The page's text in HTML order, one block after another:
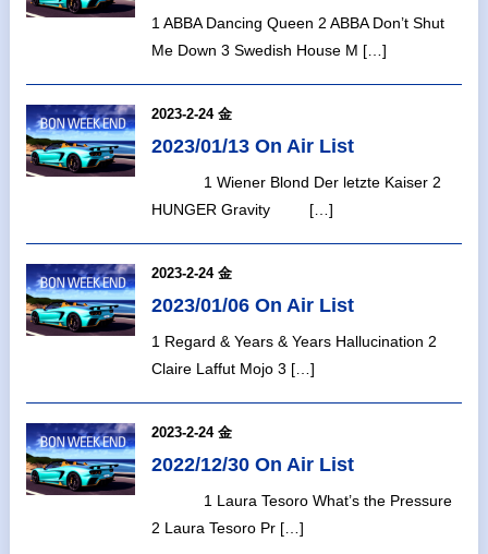
1 ABBA Dancing Queen 2 ABBA Don’t Shut
Me Down 3 Swedish House M […]
2023-2-24 金
2023/01/13 On Air List
1 Wiener Blond Der letzte Kaiser 2
HUNGER Gravity […]
2023-2-24 金
2023/01/06 On Air List
1 Regard & Years & Years Hallucination 2
Claire Laffut Mojo 3 […]
2023-2-24 金
2022/12/30 On Air List
1 Laura Tesoro What’s the Pressure
2 Laura Tesoro Pr […]